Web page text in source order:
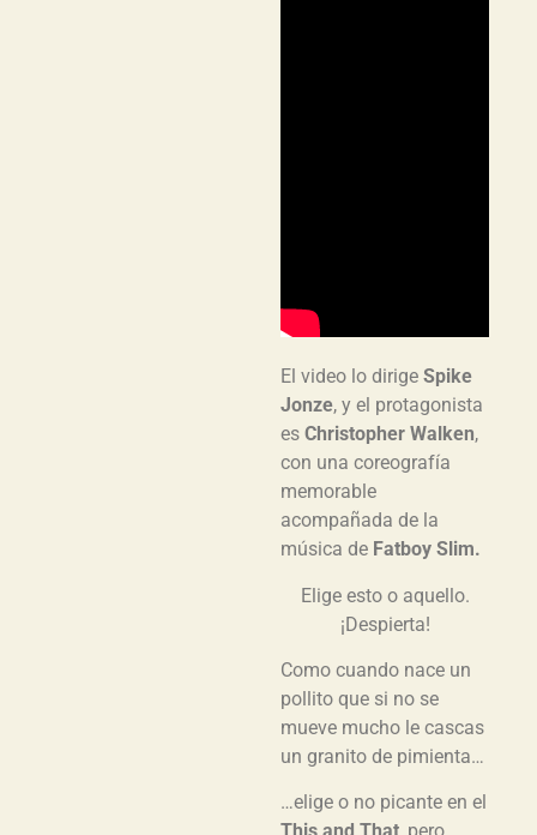
El video lo dirige Spike
Jonze, y el protagonista
es Christopher Walken,
con una coreografía
memorable
acompañada de la
música de Fatboy Slim.
Elige esto o aquello.
¡Despierta!
Como cuando nace un
pollito que si no se
mueve mucho le cascas
un granito de pimienta…
…elige o no picante en el